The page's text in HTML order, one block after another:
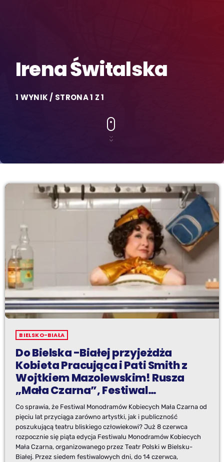
Irena Świtalska
1 WYNIK / STRONA 1 Z 1
BIELSKO-BIAŁA
Do Bielska -Białej przyjeżdża
Kobieta Pracująca i Pati Smith z
Wojtkiem Mazolewskim! Rusza
„Mała Czarna”, Festiwal
Monodramów Kobiecych..
Co sprawia, że Festiwal Monodramów Kobiecych Mała Czarna od
pięciu lat przyciąga zarówno artystki, jak i publiczność
poszukującą teatru bliskiego człowiekowi? Już 8 czerwca
rozpocznie się piąta edycja Festiwalu Monodramów Kobiecych
Mała Czarna, organizowanego przez Teatr Polski w Bielsku-
Białej. Przez siedem festiwalowych dni, do 14 czerwca,